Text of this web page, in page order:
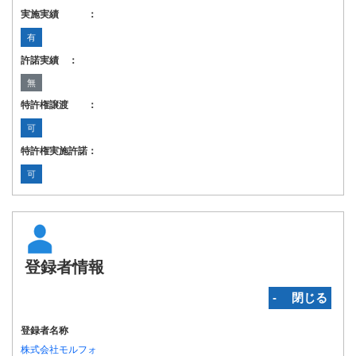
実施実績 ：
有
許諾実績 ：
無
特許権譲渡 ：
可
特許権実施許諾：
可
登録者情報
‐ 閉じる
登録者名称
株式会社モルフォ